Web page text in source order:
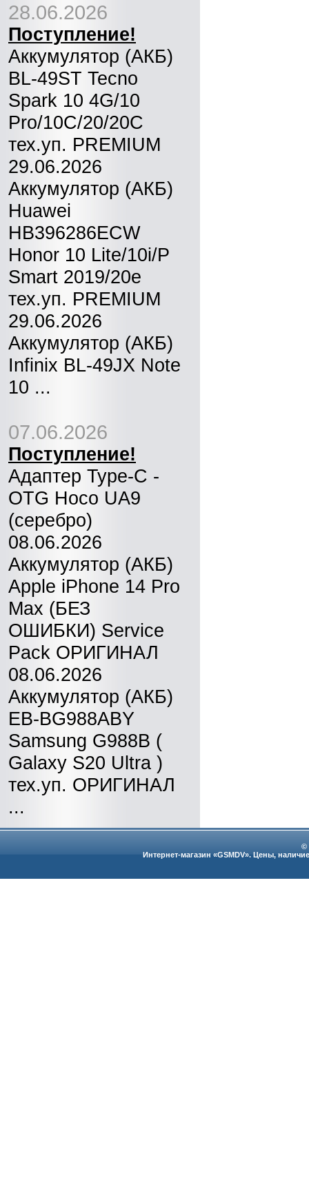
28.06.2026
Поступление!
Аккумулятор (АКБ)
BL-49ST Tecno
Spark 10 4G/10
Pro/10C/20/20C
тех.уп. PREMIUM
29.06.2026
Аккумулятор (АКБ)
Huawei
HB396286ECW
Honor 10 Lite/10i/P
Smart 2019/20e
тех.уп. PREMIUM
29.06.2026
Аккумулятор (АКБ)
Infinix BL-49JX Note
10 ...
07.06.2026
Поступление!
Адаптер Type-C -
OTG Hoco UA9
(серебро)
08.06.2026
Аккумулятор (АКБ)
Apple iPhone 14 Pro
Max (БЕЗ
ОШИБКИ) Service
Pack ОРИГИНАЛ
08.06.2026
Аккумулятор (АКБ)
EB-BG988ABY
Samsung G988B (
Galaxy S20 Ultra )
тех.уп. ОРИГИНАЛ
...
©
Интернет-магазин «GSMDV». Цены,